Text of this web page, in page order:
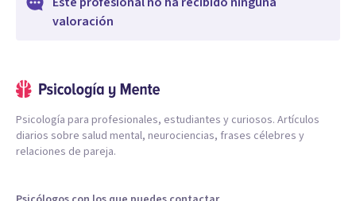
valoración
Psicología para profesionales, estudiantes y curiosos. Artículos
diarios sobre salud mental, neurociencias, frases célebres y
relaciones de pareja.